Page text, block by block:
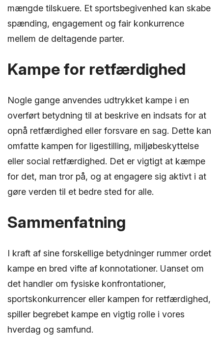
mængde tilskuere. Et sportsbegivenhed kan skabe
spænding, engagement og fair konkurrence
mellem de deltagende parter.
Kampe for retfærdighed
Nogle gange anvendes udtrykket kampe i en
overført betydning til at beskrive en indsats for at
opnå retfærdighed eller forsvare en sag. Dette kan
omfatte kampen for ligestilling, miljøbeskyttelse
eller social retfærdighed. Det er vigtigt at kæmpe
for det, man tror på, og at engagere sig aktivt i at
gøre verden til et bedre sted for alle.
Sammenfatning
I kraft af sine forskellige betydninger rummer ordet
kampe en bred vifte af konnotationer. Uanset om
det handler om fysiske konfrontationer,
sportskonkurrencer eller kampen for retfærdighed,
spiller begrebet kampe en vigtig rolle i vores
hverdag og samfund.